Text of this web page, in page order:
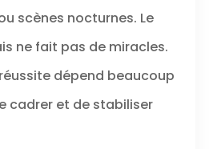
autonomie de
batterie
prolongée et un
son de qualité
Indispensable à
scènes nocturnes. Le
ne fait pas de miracles.
dépend beaucoup
cadrer et de stabiliser